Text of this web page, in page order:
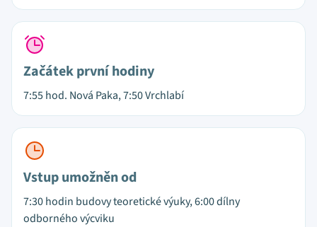
Začátek první hodiny
7:55 hod. Nová Paka, 7:50 Vrchlabí
Vstup umožněn od
7:30 hodin budovy teoretické výuky, 6:00 dílny
odborného výcviku